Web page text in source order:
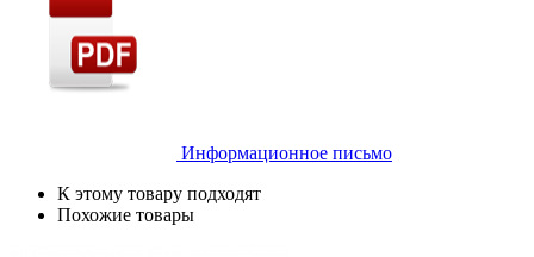
Информационное письмо
К этому товару подходят
Похожие товары